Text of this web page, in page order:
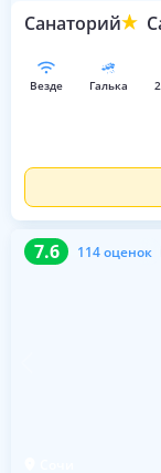
Санаторий
везде галька
7.6 114 оценок
7.6 114 оценок